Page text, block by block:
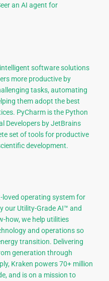
an AI agent for
software solutions
more productive by
tasks, automating
them adopt the best
PyCharm is the Python
Developers by JetBrains
set of tools for productive
development.
loved operating system for
our Utility-Grade AI™ and
how, we help utilities
and operations so
transition. Delivering
generation through
Kraken powers 70+ million
and is on a mission to